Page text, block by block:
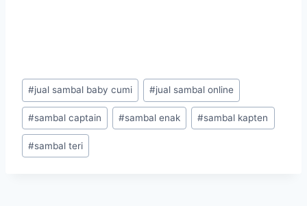
#jual sambal baby cumi #jual sambal online
#sambal captain #sambal enak #sambal kapten
#sambal teri